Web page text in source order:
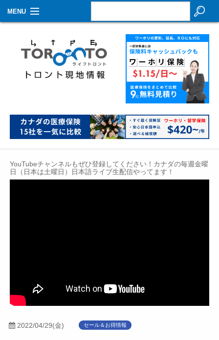
MENU
生活情報
その他
イベントカレンダー
Contact
YouTubeチャンネルもぜひ登録してください！カナダの毎週金曜
日（日本は土曜日）日本語ライブ生配信やってます！
2022/04/29(金) セール＆お得情報